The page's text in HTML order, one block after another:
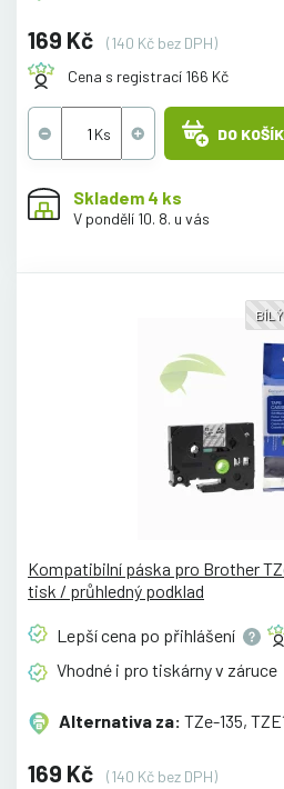
169 Kč
(140 Kč bez DPH)
Cena s registrací 166 Kč
DO
Skladem 4 ks
V pondělí 10. 8. u vás
Kompatibilní páska pro Brother
tisk / průhledný podklad
Lepší cena po přihlášení
Vhodné i pro tiskárny v záruce
Alternativa za: TZe-135,
169 Kč
(140 Kč bez DPH)